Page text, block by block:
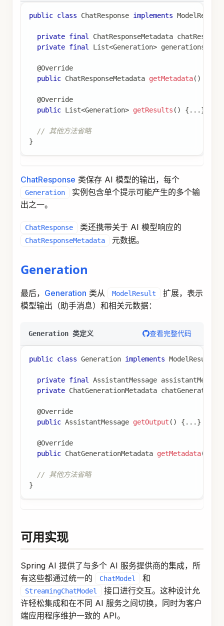
public class ChatResponse implements
private final ChatResponseMetadata
private final List<Generation> generations
@Override
public ChatResponseMetadata getMetadata( )
@Override
public List<Generation> getResults ( ) { . . . }
// 其他方法省略
}
ChatResponse 类保存 AI 模型的输出，每个
Generation
实例包含单个提示可能产生的多个输
出之一。
ChatResponse 类还携带关于 AI 模型响应的
ChatResponseMetadata 元数据。
Generation
最后， Generation 类从 ModelResult
扩展，表示
模型输出（助手消息）和相关元数据：
Generation 类定义 查看完整代码
public class Generation implements ModelResult
private final AssistantMessage
private ChatGenerationMetadata
@Override
public AssistantMessage getOutput ( ) { . . . }
@Override
public ChatGenerationMetadata getMetadata(
// 其他方法省略
}
可用实现
Spring AI 提供了与多个 AI 服务提供商的集成，所
有这些都通过统一的
ChatModel 和
StreamingChatModel
接口进行交互。这种设计允
许轻松集成和在不同 AI 服务之间切换，同时为客户
端应用程序维护一致的 API。